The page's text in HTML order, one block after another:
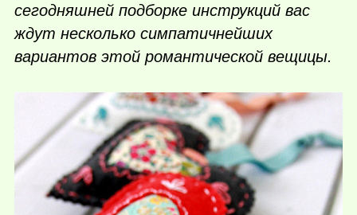
сегодняшней подборке инструкций вас
ждут несколько симпатичнейших
вариантов этой романтической вещицы.